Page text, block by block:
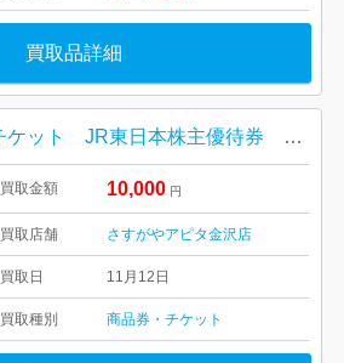
買取品詳細
チケット JR東日本株主優待券 最新版 おまとめ
買取金額 10,000 円
買取店舗 さすがやアピタ金沢店
買取日 11月12日
買取種別 商品券・チケット